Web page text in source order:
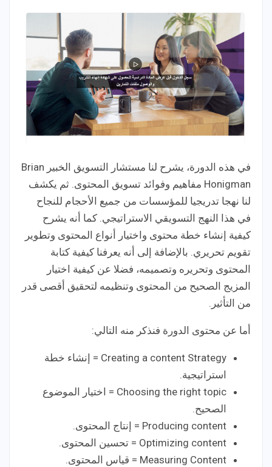
في هذه الدورة، يشرح لنا مستشار التسويق الخبير Brian
Honigman مفاهيم وفوائد تسويق المحتوى. ثم يكشف
لنا نهجا تدريجيا للمؤسسات من جميع الأحجام للنجاح
في هذا النهج التسويقي الاستراتيجي. كما أنه يشرح
كيفية إنشاء خطة محتوى واختيار أنواع المحتوى وتطوير
تقويم تحريري. بالإضافة إلى أنه يعرفنا كيفية كتابة
المحتوى وتحريره وتصميمه، فضلا عن كيفية اختيار
المزيج الصحيح من المحتوى وتنظيمه لتحقيق أقصى قدر
من التأثير.
أما عن محتوى الدورة فنذكر منه التالي:
Creating a content Strategy = إنشاء خطة
استراتيجية.
Choosing the right topic = اختيار الموضوع
الصحيح.
Producing content = إنتاج المحتوى.
Optimizing content = تحسين المحتوى.
Measuring Content = قياس المحتوى.